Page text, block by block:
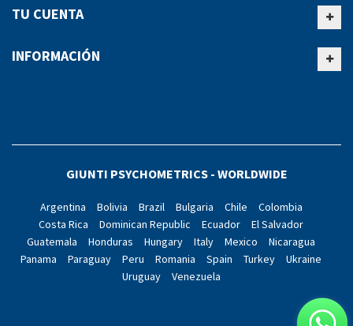
TU CUENTA
INFORMACIÓN
GIUNTI PSYCHOMETRICS - WORLDWIDE
Argentina Bolivia Brazil Bulgaria Chile
Colombia
Costa Rica
Dominican Republic Ecuador
El Salvador
Guatemala
Honduras Hungary Italy Mexico
Nicaragua
Panama
Paraguay Peru Romania Spain Turkey
Ukraine
Uruguay
Venezuela